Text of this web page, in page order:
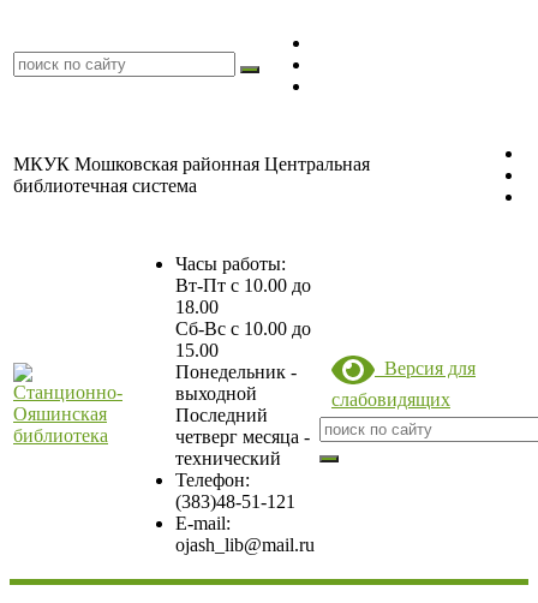
МКУК Мошковская районная Центральная
библиотечная система
Часы работы:
Вт-Пт с 10.00 до
18.00
Сб-Вс с 10.00 до
15.00
Понедельник -
выходной
Последний
четверг месяца -
технический
Телефон:
(383)48-51-121
E-mail:
ojash_lib@mail.ru
Версия для
слабовидящих